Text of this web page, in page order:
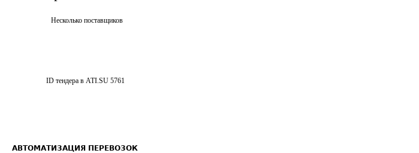
Несколько поставщиков
ID тендера в ATI.SU 5761
АВТОМАТИЗАЦИЯ ПЕРЕВОЗОК